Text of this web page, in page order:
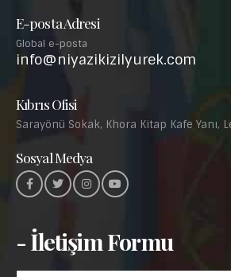
E-posta Adresi
Global e-posta
info@niyazikizilyurek.com
Kıbrıs Ofisi
Sarayönü Sokak, Khora Kitap Kafe Yanı,
Sosyal Medya
- İletişim Formu